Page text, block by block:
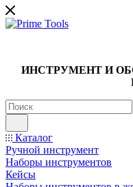
ИНСТРУМЕНТ И
Каталог
Ручной инструмент
Наборы инструментов
Кейсы